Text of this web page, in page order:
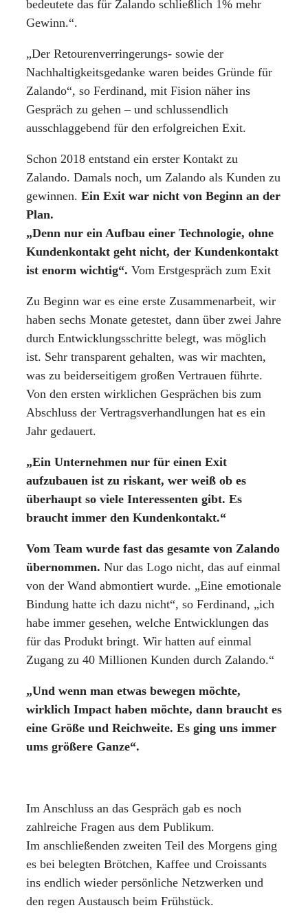
bedeutete das für Zalando schließlich 1% mehr
Gewinn.“.
„Der Retourenverringerungs- sowie der
Nachhaltigkeitsgedanke waren beides Gründe für
Zalando“, so Ferdinand, mit Fision näher ins
Gespräch zu gehen – und schlussendlich
ausschlaggebend für den erfolgreichen Exit.
Schon 2018 entstand ein erster Kontakt zu
Zalando. Damals noch, um Zalando als Kunden zu
gewinnen. Ein Exit war nicht von Beginn an der
Plan.
„Denn nur ein Aufbau einer Technologie, ohne
Kundenkontakt geht nicht, der Kundenkontakt
ist enorm wichtig“. Vom Erstgespräch zum Exit
Zu Beginn war es eine erste Zusammenarbeit, wir
haben sechs Monate getestet, dann über zwei Jahre
durch Entwicklungsschritte belegt, was möglich
ist. Sehr transparent gehalten, was wir machten,
was zu beiderseitigem großen Vertrauen führte.
Von den ersten wirklichen Gesprächen bis zum
Abschluss der Vertragsverhandlungen hat es ein
Jahr gedauert.
„Ein Unternehmen nur für einen Exit
aufzubauen ist zu riskant, wer weiß ob es
überhaupt so viele Interessenten gibt. Es
braucht immer den Kundenkontakt.“
Vom Team wurde fast das gesamte von Zalando
übernommen. Nur das Logo nicht, das auf einmal
von der Wand abmontiert wurde. „Eine emotionale
Bindung hatte ich dazu nicht“, so Ferdinand, „ich
habe immer gesehen, welche Entwicklungen das
für das Produkt bringt. Wir hatten auf einmal
Zugang zu 40 Millionen Kunden durch Zalando.“
„Und wenn man etwas bewegen möchte,
wirklich Impact haben möchte, dann braucht es
eine Größe und Reichweite. Es ging uns immer
ums größere Ganze“.
Im Anschluss an das Gespräch gab es noch
zahlreiche Fragen aus dem Publikum.
Im anschließenden zweiten Teil des Morgens ging
es bei belegten Brötchen, Kaffee und Croissants
ins endlich wieder persönliche Netzwerken und
den regen Austausch beim Frühstück.